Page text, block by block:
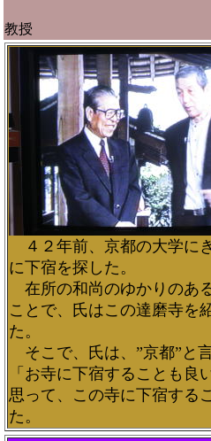
教授
４２年前、京都の大学に
に下宿を探した。
在所の和尚のゆかりのあ
ことで、氏はこの達磨寺を
た。
そこで、氏は、”京都”と言
「お寺に下宿することも良
思って、この寺に下宿する
た。